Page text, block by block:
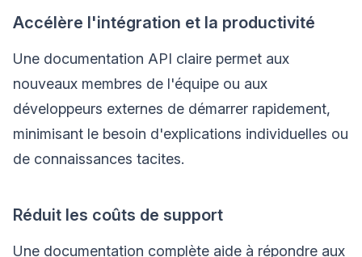
Accélère l'intégration et la productivité
Une documentation API claire permet aux
nouveaux membres de l'équipe ou aux
développeurs externes de démarrer rapidement,
minimisant le besoin d'explications individuelles ou
de connaissances tacites.
Réduit les coûts de support
Une documentation complète aide à répondre aux